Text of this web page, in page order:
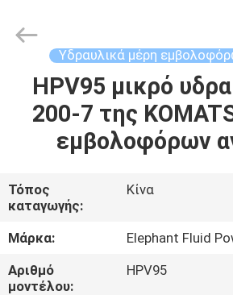
ΣΠΊΤΙ
ΠΡΟΪΌΝΤΑ
ΠΕΡΊΠΟΥ
ΕΜΕΊΣ
ΓΎΡΟΣ
Power
Co.,Ltd.
Reserved.
Υδραυλικά μέρη
HPV95 μικρό
200-7 της
εμβολοφόρων
Τόπος
καταγωγής:
Κίνα
Μάρκα:
Elephant Fluid
Αριθμό
μοντέλου:
HPV95